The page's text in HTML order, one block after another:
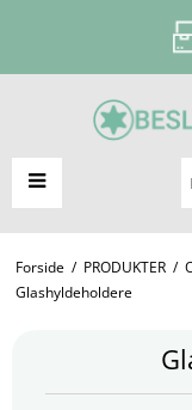
Forside / PRODUKTER /
Glashyldeholdere